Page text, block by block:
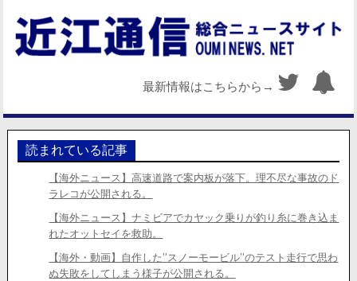
最新情報はこちらから→
読まれている記事
【海外ニュース】高速道路で案内板が落下。理不尽な事故のド
ラレコが公開される。
【海外ニュース】ナミビアでカヤック乗りが釣り糸に巻き込ま
れたオットセイを救助。
【海外・動画】自作した”スノーモービル”のテスト走行で思わ
ぬ失敗をしてしまう様子が公開される。